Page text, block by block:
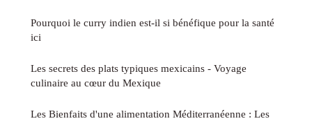
Pourquoi le curry indien est-il si bénéfique pour la santé
ici
Les secrets des plats typiques mexicains - Voyage
culinaire au cœur du Mexique
Les Bienfaits d'une alimentation Méditerranéenne : Les